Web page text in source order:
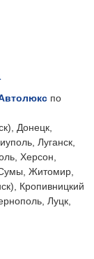
по
Донецк,
Луганск,
Херсон,
Житомир,
Кропивницкий
Луцк,